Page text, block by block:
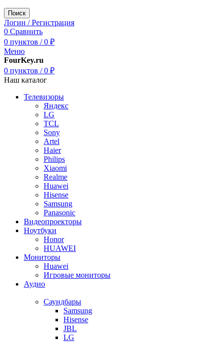
Поиск
Логин / Регистрация
0 Сравнить
0 пунктов / 0 ₽
Меню
FourKey.ru
0 пунктов / 0 ₽
Наш каталог
Телевизоры
Яндекс
LG
TCL
Sony
Artel
Haier
Philips
Xiaomi
Realme
Huawei
Hisense
Samsung
Panasonic
Видеопроекторы
Ноутбуки
Honor
HUAWEI
Мониторы
Huawei
Игровые мониторы
Аудио
Саундбары
Samsung
Hisense
JBL
LG